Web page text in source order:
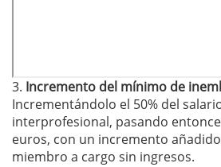
3. Incremento del mínimo de
Incrementándolo el 50% del
interprofesional, pasando
euros, con un incremento
miembro a cargo sin ingresos.